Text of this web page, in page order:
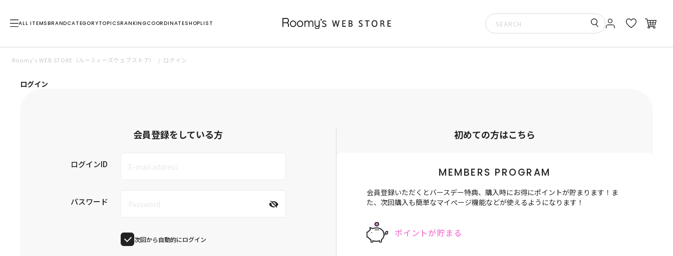
ALL ITEMSBRANDCATEGORYTOPICSRANKINGCOORDINATESHOPLIST
Roomy’s WEB STORE（ルーミィーズウェブストア） ログイン
ログイン
会員登録をしている方
ログインID
パスワード
次回から自動的にログイン
初めての方はこちら
MEMBERS PROGRAM
会員登録いただくとバースデー特典、購入時にお得にポイントが貯まります！ま
た、次回購入も簡単なマイぺージ機能などが使えるようになります！
ポイントが貯まる